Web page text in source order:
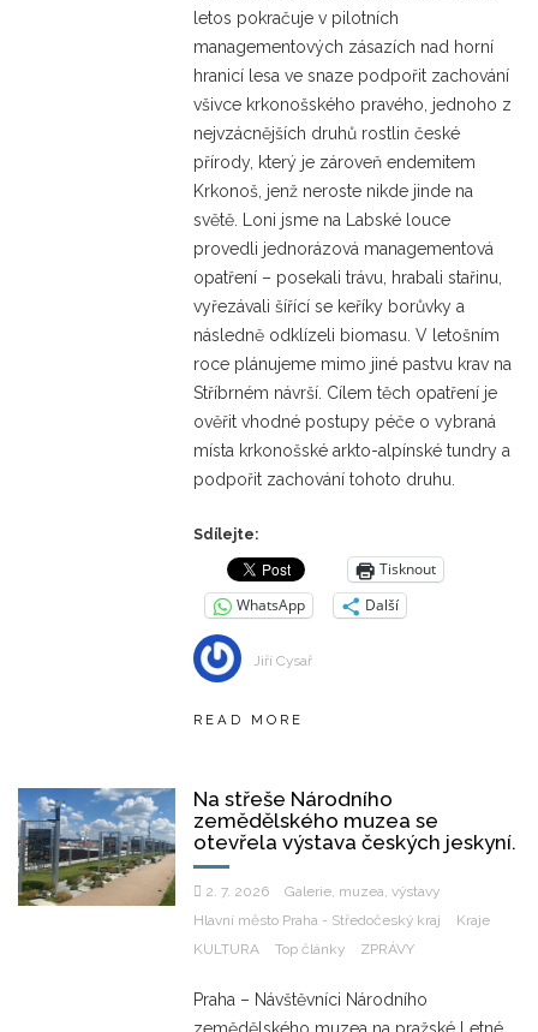
letos pokračuje v pilotních
managementových zásazích nad horní
hranicí lesa ve snaze podpořit zachování
všivce krkonošského pravého, jednoho z
nejvzácnějších druhů rostlin české
přírody, který je zároveň endemitem
Krkonoš, jenž neroste nikde jinde na
světě. Loni jsme na Labské louce
provedli jednorázová managementová
opatření – posekali trávu, hrabali stařinu,
vyřezávali šířící se keříky borůvky a
následně odklízeli biomasu. V letošním
roce plánujeme mimo jiné pastvu krav na
Stříbrném návrší. Cílem těch opatření je
ověřit vhodné postupy péče o vybraná
místa krkonošské arkto-alpínské tundry a
podpořit zachování tohoto druhu.
Sdílejte:
Tisknout
WhatsApp
Další
Jiří Cysař
READ MORE
Na střeše Národního
zemědělského muzea se
otevřela výstava českých jeskyní.
2. 7. 2026
Galerie, muzea, výstavy
Hlavní město Praha - Středočeský kraj
Kraje
KULTURA
Top články ZPRÁVY
Praha – Návštěvníci Národního